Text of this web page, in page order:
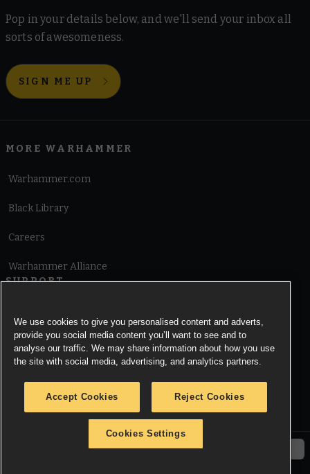
Pop in your details below, and we'll send your inbox all
sorts of awesomeness.
SIGN ME UP
MORE WARHAMMER
Warhammer.com
Black Library
Careers
Warhammer Alliance
SUPPORT
Cookie Notice
© Copyright Games Workshop Limited 2026.
We use cookies to give you personalised content and adverts,
provide you social media content you’ll want to see and to
analyse our traffic. We may share information about how you use
the site with social media, advertising, and analytics partners.
Accept Cookies Reject Cookies
Cookies Settings